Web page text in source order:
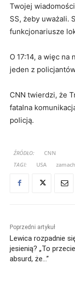
Twojej
SS, żeby uważali.
funkcjonariusze
O 17:14, a więc na
jeden z
CNN twierdzi, że
fatalna
policją.
ŹRÓDŁO:
CNN
TAGI:
USA
Poprzedni artykuł
Lewica rozpadnie
jesienią? „To
absurd, że…”